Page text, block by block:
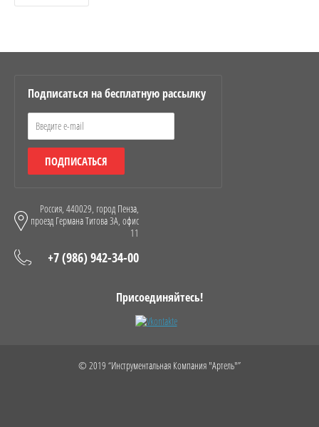
Подписаться на бесплатную рассылку
ПОДПИСАТЬСЯ
Россия, 440029, город Пенза,
проезд Германа Титова 3А, офис
11
+7 (986) 942-34-00
Присоединяйтесь!
© 2019 “Инструментальная Компания "Артель"”